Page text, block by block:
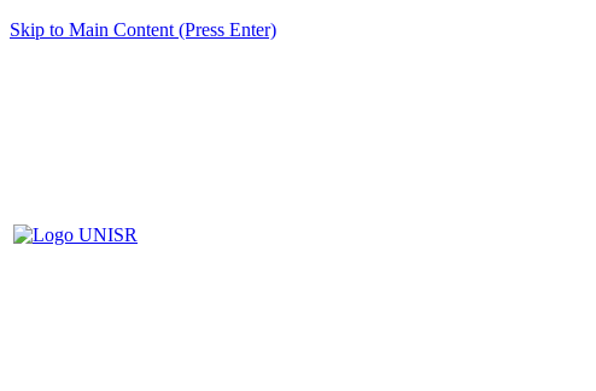
Skip to Main Content (Press Enter)